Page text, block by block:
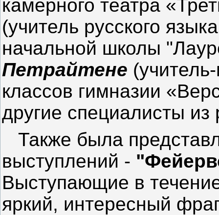
камерного театра
(учитель русского
начальной школы
Петрайтене
классов гимназии
другие специалисты из
Также была
выступлений -
Выступающие в
яркий, интересный